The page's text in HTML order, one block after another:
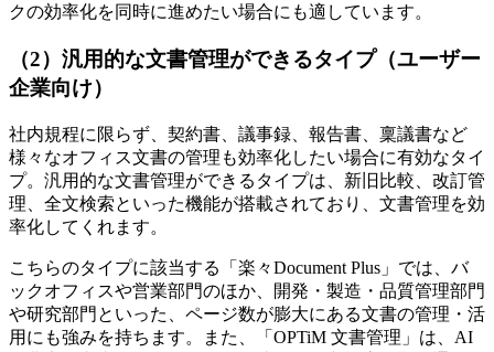
クの効率化を同時に進めたい場合にも適しています。
（2）汎用的な文書管理ができるタイプ（ユーザー
企業向け）
社内規程に限らず、契約書、議事録、報告書、稟議書など
様々なオフィス文書の管理も効率化したい場合に有効なタイ
プ。汎用的な文書管理ができるタイプは、新旧比較、改訂管
理、全文検索といった機能が搭載されており、文書管理を効
率化してくれます。
こちらのタイプに該当する「楽々Document Plus」では、バ
ックオフィスや営業部門のほか、開発・製造・品質管理部門
や研究部門といった、ページ数が膨大にある文書の管理・活
用にも強みを持ちます。また、「OPTiM 文書管理」は、AI